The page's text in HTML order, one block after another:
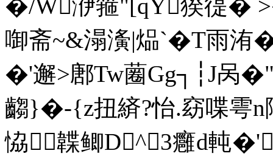
�/W洢箍"[qY猤徥�
啣斋~&溻濥|煰`�T雨洧
�'邂>鄌Tw蔨Gg┐┆J呙
齺}�-{z扭緕?怡.窈喋
恊韘鲫D^3癰d軘